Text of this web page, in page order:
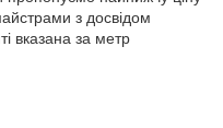
з досвідом
вказана за метр